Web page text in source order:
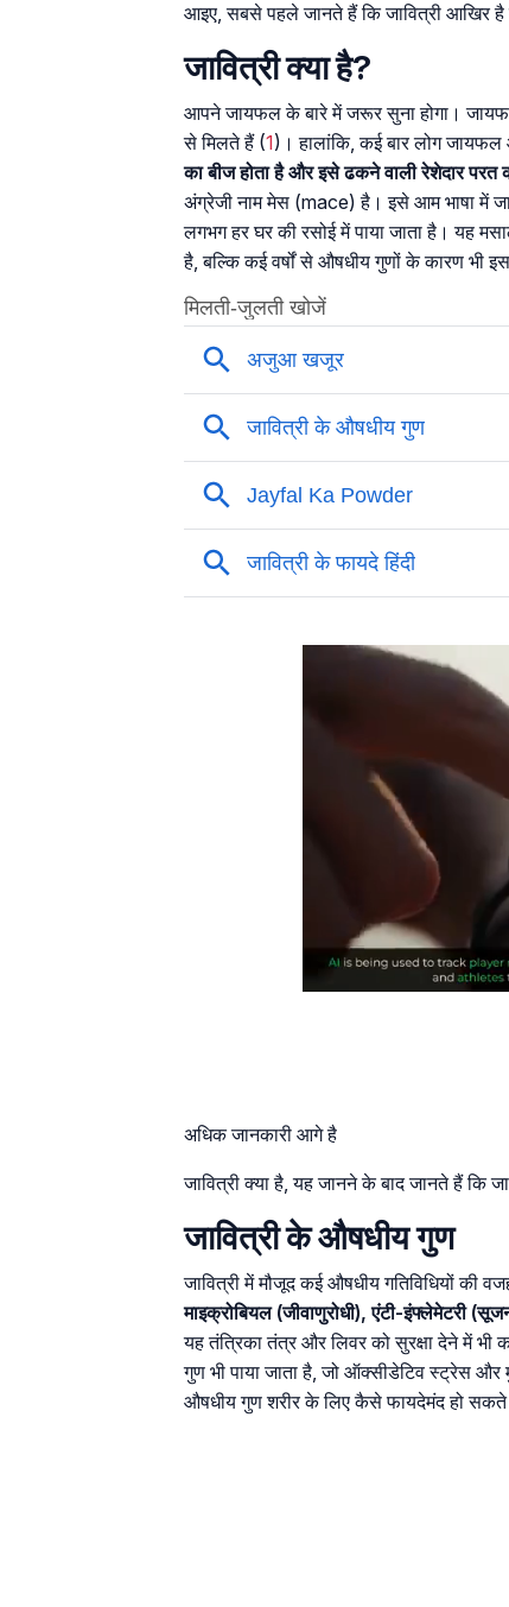
आइए, सबसे पहले जानते हैं कि जावित्री आखिर है
जावित्री क्या है?
आपने जायफल के बारे में जरूर सुना होगा।
से मिलते हैं (1)। हालांकि, कई बार लोग
का बीज होता है और इसे ढकने वाली रेशेदार परत
अंग्रेजी नाम मेस (mace) है। इसे आम भाषा में
लगभग हर घर की रसोई में पाया जाता है। यह
है, बल्कि कई वर्षों से औषधीय गुणों के कारण भी
अधिक जानकारी आगे है
जावित्री क्या है, यह जानने के बाद जानते हैं कि
जावित्री के औषधीय गुण
जावित्री में मौजूद कई औषधीय गतिविधियों की
माइक्रोबियल (जीवाणुरोधी), एंटी-इंफ्लेमेटरी
यह तंत्रिका तंत्र और लिवर को सुरक्षा देने में
गुण भी पाया जाता है, जो ऑक्सीडेटिव स्ट्रेस
औषधीय गुण शरीर के लिए कैसे फायदेमंद हो